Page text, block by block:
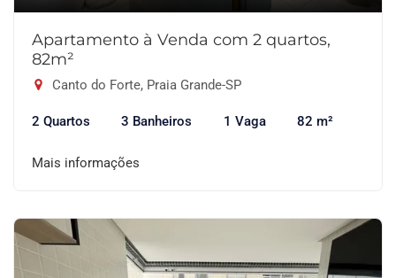
Apartamento à Venda com 2 quartos,
82m²
Canto do Forte, Praia Grande-SP
2 Quartos 3 Banheiros 1 Vaga 82 m²
Mais informações